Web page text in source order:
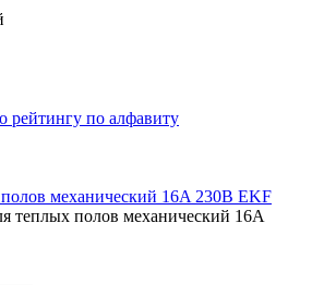
рейтингу по алфавиту
механический 16A 230В EKF
теплых полов механический 16A